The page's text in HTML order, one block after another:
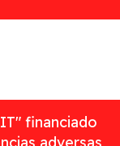
financiado